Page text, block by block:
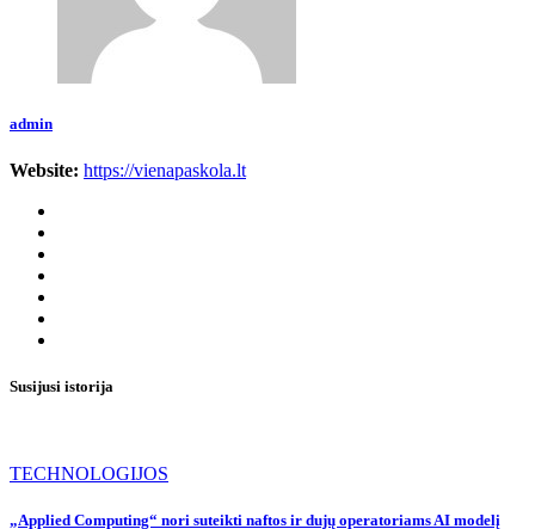
admin
Website: https://vienapaskola.lt
Susijusi istorija
TECHNOLOGIJOS
„Applied Computing“ nori suteikti naftos ir dujų operatoriams AI modelį